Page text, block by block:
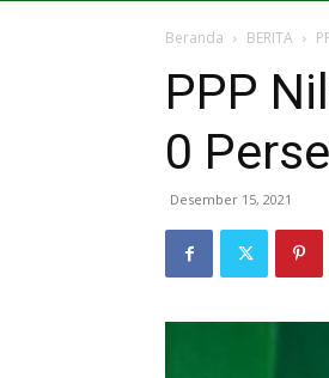
Beranda BERITA
PPP
0
Desember 15, 2021